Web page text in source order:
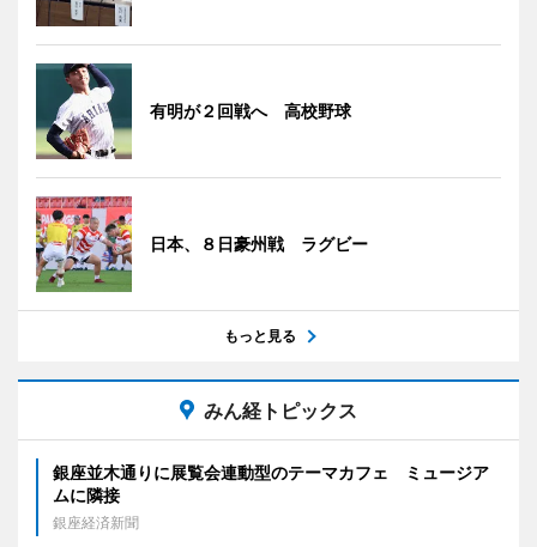
有明が２回戦へ 高校野球
日本、８日豪州戦 ラグビー
もっと見る
みん経トピックス
銀座並木通りに展覧会連動型のテーマカフェ ミュージア
ムに隣接
銀座経済新聞